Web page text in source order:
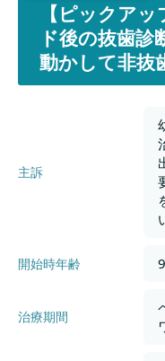
【ピックア
ド後の抜歯診
動かして非抜
主訴
開始時年齢
治療期間